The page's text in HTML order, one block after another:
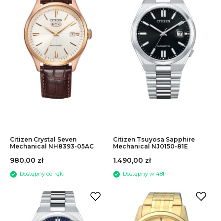
Obaku
Pacific Smart
Police
Pulsar
Maserati
Michael Kors
Sekonda
Timberland
Tommy Hilfiger
MECHANIZM
SZKŁO
ROZMIAR KOPERTY
WODOSZCZELNOŚĆ
Citizen Crystal Seven
Mechanical NH8393-05AC
980,00 zł
Citizen Tsuyosa Sapphire
Mechanical NJ0150-81E
1.490,00 zł